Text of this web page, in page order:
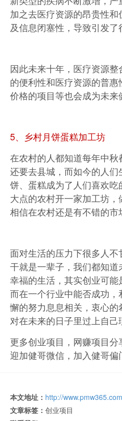
加之去医疗资源的昂贵性
及信息闭塞性，导致引发了
因此未来十年，医疗资源
的便利性和医疗资源的普
价格的项目等也会成为未来
5、乡村月饼蛋糕加工坊
在农村的人都知道每年中
还要去县城，而如今的人们
饼、蛋糕成为了人们喜欢
大点的农村开一家加工坊，
相信在农村还是有不错的市
面对生活的压力下很多人
干就是一辈子，我们都知
幸福的生活，其实创业可能
而在一个行业中能否成功
懈的努力息息相关，衷心
对在未来的日子里过上自己
更多创业项目，网赚项目
迎加健哥微信，加入健哥偏
本文地址： http://
文章标签： 创业项目